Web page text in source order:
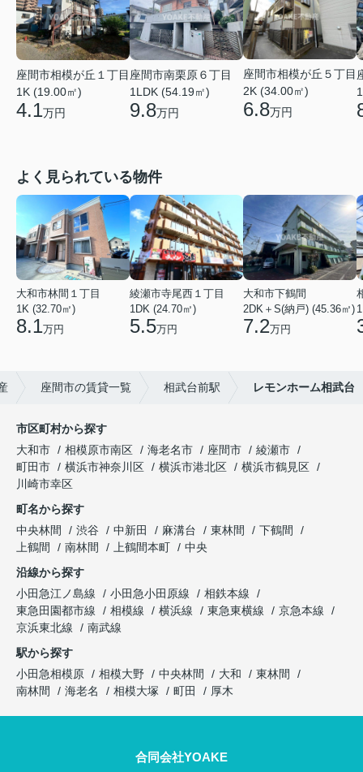
座間市相模が丘１丁目
1K (19.00㎡)
4.1万円
座間市南栗原６丁目
1LDK (54.19㎡)
9.8万円
座間市相模が丘５丁目
2K (34.00㎡)
6.8万円
よく見られている物件
大和市林間１丁目
1K (32.70㎡)
8.1万円
綾瀬市寺尾西１丁目
1DK (24.70㎡)
5.5万円
大和市下鶴間
2DK＋S(納戸) (45.36㎡)
7.2万円
座間市の賃貸一覧 相武台前駅 レモンホーム相武台
市区町村から探す
大和市
相模原市南区 海老名市 座間市
綾瀬市
町田市
横浜市神奈川区 横浜市港北区
横浜市鶴見区
川崎市幸区
町名から探す
中央林間
渋谷 中新田 麻溝台 東林間
下鶴間
上鶴間
南林間 上鶴間本町
中央
沿線から探す
小田急江ノ島線
小田急小田原線
相鉄本線
東急田園都市線
相模線 横浜線 東急東横線
京急本線
京浜東北線
南武線
駅から探す
小田急相模原
相模大野 中央林間 大和
東林間
南林間
海老名 相模大塚 町田 厚木
合同会社YOAKE